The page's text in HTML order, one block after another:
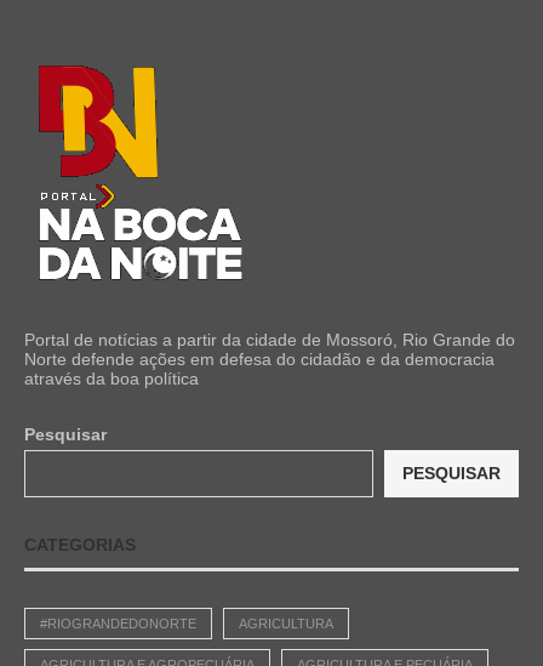
Portal de notícias a partir da cidade de Mossoró, Rio Grande do
Norte defende ações em defesa do cidadão e da democracia
através da boa política
Pesquisar
PESQUISAR
CATEGORIAS
#RIOGRANDEDONORTE AGRICULTURA